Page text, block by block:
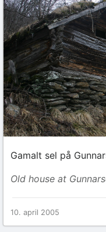
Gamalt sel på
Old house at
10. april 2005